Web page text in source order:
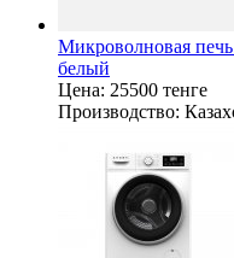
Микроволновая
белый
Цена: 25500 тенге
Производство: